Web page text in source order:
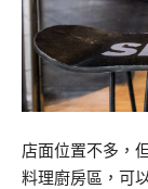
店面位置不多，
料理廚房區，可